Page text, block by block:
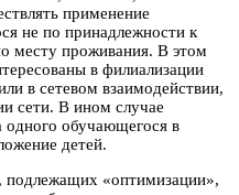
применение
не по принадлежности к
месту проживания. В этом
в филиализации
в сетевом взаимодействии,
сети. В ином случае
обучающегося в
детей.
подлежащих «оптимизации»,